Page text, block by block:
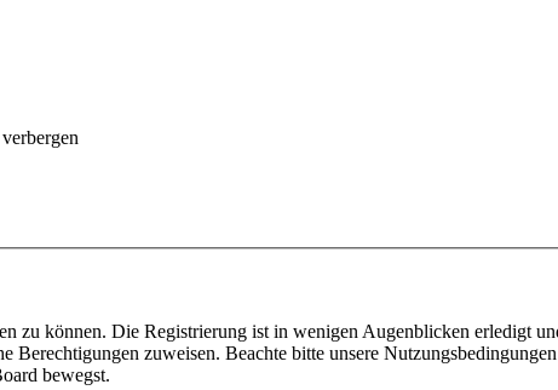
zu können. Die Registrierung ist in wenigen Augenblicken erledigt
Berechtigungen zuweisen. Beachte bitte unsere
bewegst.